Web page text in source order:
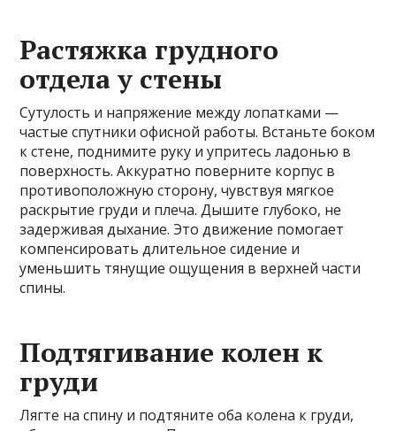
Растяжка грудного
отдела у стены
Сутулость и напряжение между лопатками —
частые спутники офисной работы. Встаньте боком
к стене, поднимите руку и упритесь ладонью в
поверхность. Аккуратно поверните корпус в
противоположную сторону, чувствуя мягкое
раскрытие груди и плеча. Дышите глубоко, не
задерживая дыхание. Это движение помогает
компенсировать длительное сидение и
уменьшить тянущие ощущения в верхней части
спины.
Подтягивание колен к
груди
Лягте на спину и подтяните оба колена к груди,